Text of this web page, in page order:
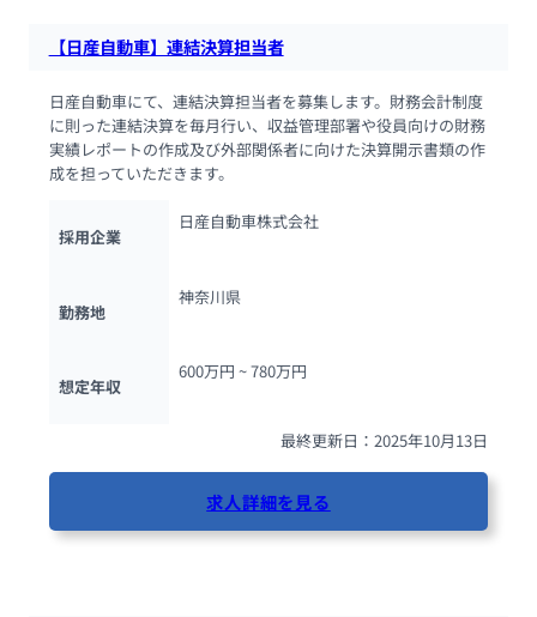
【日産自動車】連結決算担当者
日産自動車にて、連結決算担当者を募集します。財務会計制度
に則った連結決算を毎月行い、収益管理部署や役員向けの財務
実績レポートの作成及び外部関係者に向けた決算開示書類の作
成を担っていただきます。
採用企業
日産自動車株式会社
勤務地
神奈川県
想定年収
600万円 ~ 780万円
最終更新日：2025年10月13日
求人詳細を見る